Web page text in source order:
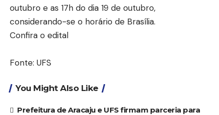
outubro e as 17h do dia 19 de outubro,
considerando-se o horário de Brasília.
Confira o edital
Fonte: UFS
You Might Also Like
Prefeitura de Aracaju e UFS firmam parceria para